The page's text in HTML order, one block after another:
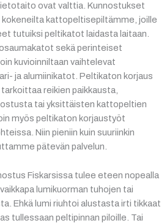
ovat valttia. Kunnostukset
kattopeltisepiltämme, joille
tutuiksi peltikatot laidasta laitaan.
sekä perinteiset
kuvioinniltaan vaihtelevat
ja alumiinikatot. Peltikaton korjaus
reikien paikkausta,
tai yksittäisten kattopeltien
myös peltikaton korjaustyöt
Niin pieniin kuin suuriinkin
pätevän palvelun.
Fiskarsissa tulee eteen nopealla
lumikuorman tuhojen tai
Ehkä lumi riuhtoi alustasta irti tikkaat
tullessaan peltipinnan piloille. Tai